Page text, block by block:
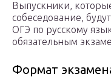
Выпускники,
собеседование,
ОГЭ по русскому
обязательным
Формат